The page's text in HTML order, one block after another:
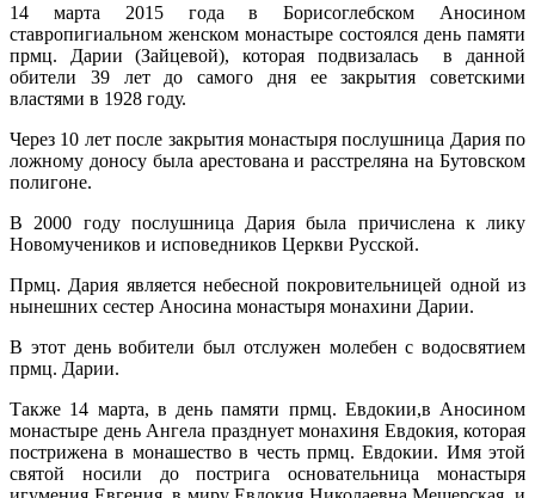
14 марта 2015 года в Борисоглебском Аносином
ставропигиальном женском монастыре состоялся день памяти
прмц. Дарии (Зайцевой), которая подвизалась в данной
обители 39 лет до самого дня ее закрытия советскими
властями в 1928 году.
Через 10 лет после закрытия монастыря послушница Дария по
ложному доносу была арестована и расстреляна на Бутовском
полигоне.
В 2000 году послушница Дария была причислена к лику
Новомучеников и исповедников Церкви Русской.
Прмц. Дария является небесной покровительницей одной из
нынешних сестер Аносина монастыря монахини Дарии.
В этот день вобители был отслужен молебен с водосвятием
прмц. Дарии.
Также 14 марта, в день памяти прмц. Евдокии,в Аносином
монастыре день Ангела празднует монахиня Евдокия, которая
пострижена в монашество в честь прмц. Евдокии. Имя этой
святой носили до пострига основательница монастыря